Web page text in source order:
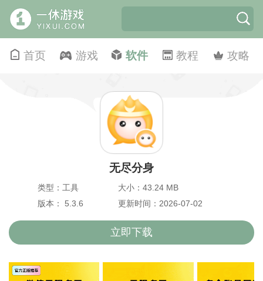
首页 游戏 软件 教程 攻略
无尽分身
类型：工具
大小：43.24 MB
版本： 5.3.6
更新时间：2026-07-02
立即下载